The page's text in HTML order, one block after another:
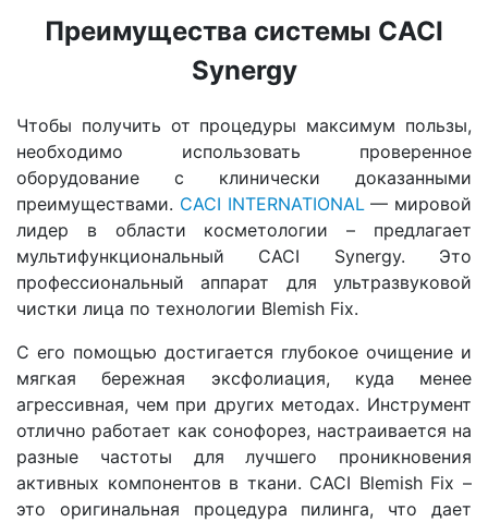
Преимущества системы CACI
Synergy
Чтобы получить от процедуры максимум пользы,
необходимо использовать проверенное
оборудование с клинически доказанными
преимуществами. CACI INTERNATIONAL — мировой
лидер в области косметологии – предлагает
мультифункциональный CACI Synergy. Это
профессиональный аппарат для ультразвуковой
чистки лица по технологии Blemish Fix.
С его помощью достигается глубокое очищение и
мягкая бережная эксфолиация, куда менее
агрессивная, чем при других методах. Инструмент
отлично работает как сонофорез, настраивается на
разные частоты для лучшего проникновения
активных компонентов в ткани. CACI Blemish Fix –
это оригинальная процедура пилинга, что дает